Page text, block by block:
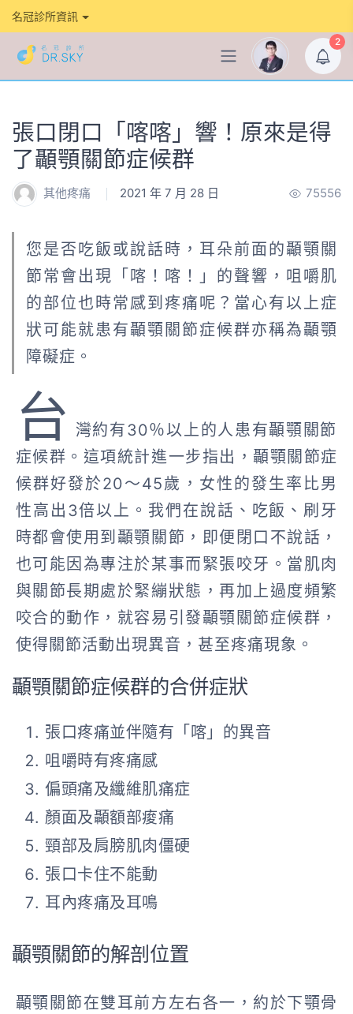
名冠診所資訊
2
張口閉口「喀喀」響！原來是得
了顳顎關節症候群
其他疼痛 2021 年 7 月 28 日 75556
您是否吃飯或說話時，耳朵前面的顳顎關
節常會出現「喀！喀！」的聲響，咀嚼肌
的部位也時常感到疼痛呢？當心有以上症
狀可能就患有顳顎關節症候群亦稱為顳顎
障礙症。
台 灣約有30％以上的人患有顳顎關節
症候群。這項統計進一步指出，顳顎關節症
候群好發於20～45歲，女性的發生率比男
性高出3倍以上。我們在說話、吃飯、刷牙
時都會使用到顳顎關節，即便閉口不說話，
也可能因為專注於某事而緊張咬牙。 當肌肉
與關節長期處於緊繃狀態，再加上過度頻繁
咬合的動作，就容易引發顳顎關節症候群，
使得關節活動出現異音，甚至疼痛現象。
顳顎關節症候群的合併症狀
張口疼痛並伴隨有「喀」的異音
咀嚼時有疼痛感
偏頭痛及纖維肌痛症
顏面及顳額部痠痛
頸部及肩膀肌肉僵硬
張口卡住不能動
耳內疼痛及耳鳴
顳顎關節的解剖位置
顳顎關節在雙耳前方左右各一，約於下顎骨